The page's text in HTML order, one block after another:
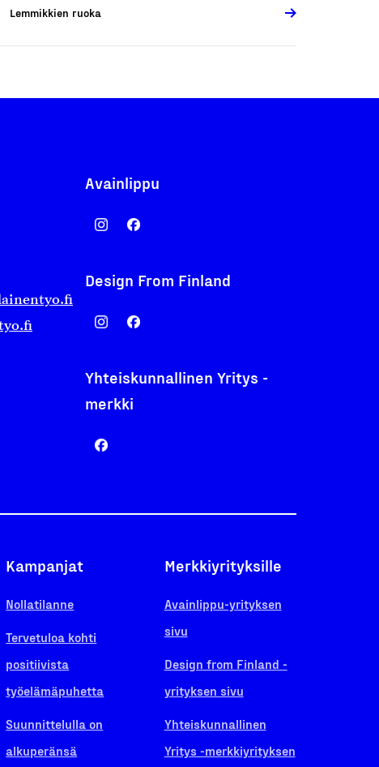
Lemmikkien ruoka
Avainlippu
Design From Finland
Yhteiskunnallinen Yritys -
merkki
Kampanjat
Nollatilanne
Tervetuloa kohti
positiivista
työelämäpuhetta
Suunnittelulla on
alkuperänsä
Merkkiyrityksille
Avainlippu-yrityksen
sivu
Design from Finland -
yrityksen sivu
Yhteiskunnallinen
Yritys -merkkiyrityksen